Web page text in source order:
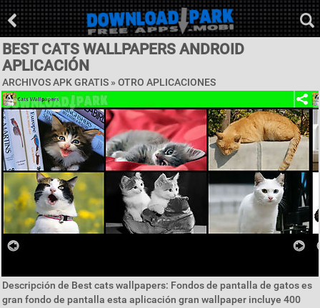
BEST CATS WALLPAPERS ANDROID
APLICACIÓN
ARCHIVOS APK GRATIS » OTRO APLICACIONES
Descripción de Best cats wallpapers: Fondos de pantalla de gatos es
gran fondo de pantalla esta aplicación gran wallpaper incluye 400